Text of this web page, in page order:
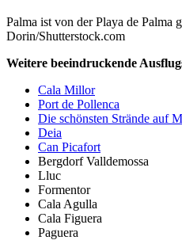
Palma ist von der Playa de
Dorin/Shutterstock.com
Weitere beeindruckende
Cala Millor
Port de Pollenca
Die schönsten Strände auf
Deia
Can Picafort
Bergdorf Valldemossa
Lluc
Formentor
Cala Agulla
Cala Figuera
Paguera